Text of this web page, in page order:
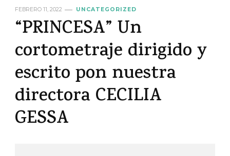
FEBRERO 11, 2022 UNCATEGORIZED
“PRINCESA” Un
cortometraje dirigido y
escrito pon nuestra
directora CECILIA
GESSA